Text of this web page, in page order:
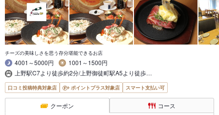
チーズの美味しさを思う存分堪能できるお店
4001～5000円
1001～1500円
上野駅C7より徒歩約2分/上野御徒町駅A5より徒歩…
口コミ投稿特典対象店 ポイントプラス対象店 スマート支払い可
クーポン コース